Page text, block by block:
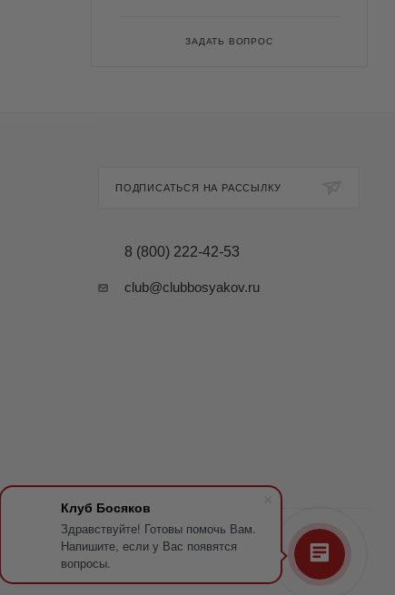
Клуб Босяков
Здравствуйте! Готовы помочь Вам.
Напишите, если у Вас появятся
вопросы.
ЗАДАТЬ ВОПРОС
ПОДПИСАТЬСЯ НА РАССЫЛКУ
8 (800) 222-42-53
club@clubbosyakov.ru